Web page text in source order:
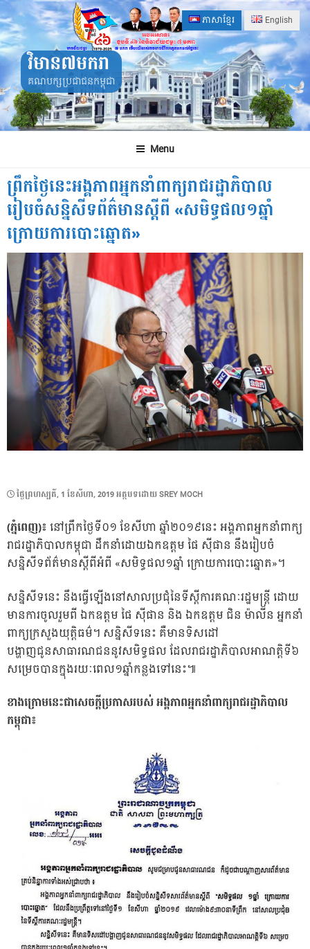
Skip
to
content
ភាសាខ្មែរ English
វិមាន៧មករា
គណបក្សប្រជាជនកម្ពុជា
Menu
ព្រឹកថ្ងៃនេះអង្គភាពអ្នកនាំពាក្យរាជរដ្ឋាភិបាល
រៀបចំសន្និសីទព័ត៌មានស្តីពី «សមិទ្ធផល១ឆ្នាំ
ក្រោយការបោះឆ្នោត»
POSTED
ថ្ងៃ​ព្រហស្បតិ៍, 1 ខែ​សីហា, 2019អត្ថបទដោយSREY MOCH
(ភ្នំពេញ)៖នៅព្រឹកថ្ងៃទី០១ ខែសីហា ឆ្នាំ២០១៩នេះ អង្គភាពអ្នកនាំពាក្យ
រាជរដ្ឋាភិបាលកម្ពុជា ដឹកនាំដោយឯកឧត្តម ផៃ ស៊ីផាន នឹងរៀបចំ
សន្និសីទព័ត៌មានស្តីពីអំពី «សមិទ្ធផល១ឆ្នាំ ក្រោយការបោះឆ្នោត»។
សន្និសីទនេះ នឹងធ្វើឡើងនៅសាលប្រជុំនៃទីស្តីការគណៈរដ្ឋមន្ត្រី ដោយ
មានការចូលរួមពី ឯកឧត្តម ផៃ ស៊ីផាន និង ឯកឧត្តម ជិន ម៉ាលីន អ្នកនាំ
ពាក្យក្រសួងយុត្តិធម៌។ សន្និសីទនេះ គឺមានទិសដៅ
បង្ហាញជូនសាធារណជននូវសមិទ្ធផល ដែលរាជរដ្ឋាភិបាលអាណត្តិទី៦
សម្រេចបានក្នុងរយៈពេល១ឆ្នាំកន្លងទៅនេះ៕
ខាងក្រោមនេះជាសេចក្តីប្រកាសរបស់ អង្គភាពអ្នកនាំពាក្យរាជរដ្ឋាភិបាល
កម្ពុជា៖